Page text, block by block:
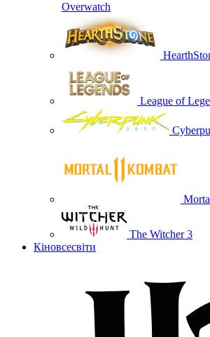
Overwatch
League of
The Witcher 3
Кіновсесвіти